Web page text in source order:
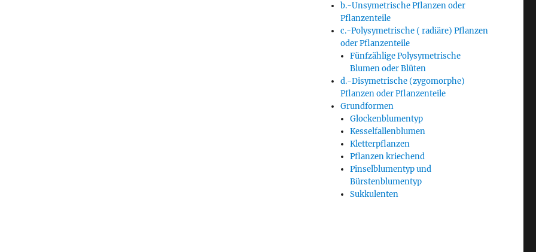
b.-Unsymetrische Pflanzen oder
Pflanzenteile
c.-Polysymetrische ( radiäre) Pflanzen
oder Pflanzenteile
Fünfzählige Polysymetrische
Blumen oder Blüten
d.-Disymetrische (zygomorphe)
Pflanzen oder Pflanzenteile
Grundformen
Glockenblumentyp
Kesselfallenblumen
Kletterpflanzen
Pflanzen kriechend
Pinselblumentyp und
Bürstenblumentyp
Sukkulenten